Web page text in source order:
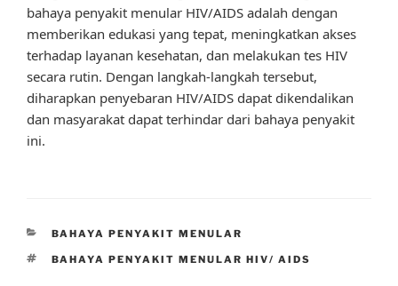
bahaya penyakit menular HIV/AIDS adalah dengan
memberikan edukasi yang tepat, meningkatkan akses
terhadap layanan kesehatan, dan melakukan tes HIV
secara rutin. Dengan langkah-langkah tersebut,
diharapkan penyebaran HIV/AIDS dapat dikendalikan
dan masyarakat dapat terhindar dari bahaya penyakit
ini.
CATEGORIES
BAHAYA PENYAKIT MENULAR
TAGS
BAHAYA PENYAKIT MENULAR HIV/ AIDS